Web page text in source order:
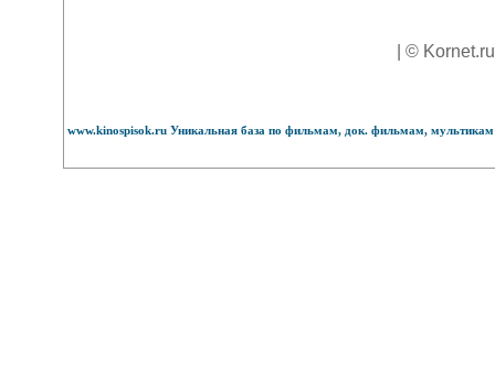
| ©
www.kinospisok.ru Уникальная база по фильмам, док. фильмам,